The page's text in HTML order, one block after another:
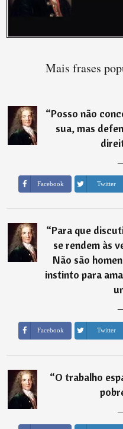
Mais frases
“Posso não
sua, mas
Facebook Twitter
“Para que
se rendem às
Não são
instinto para
Facebook Twitter
“O trabalho